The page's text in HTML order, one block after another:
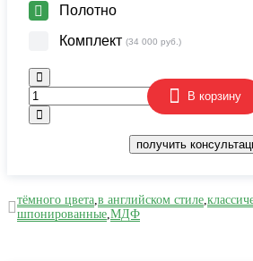
Полотно
Комплект (34 000 руб.)
В корзину
получить
тёмного цвета,в английском стиле,
шпонированные,МДФ